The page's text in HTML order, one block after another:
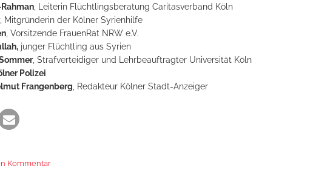
, Leiterin Flüchtlingsberatung Caritasverband Köln
, Mitgründerin der Kölner Syrienhilfe
, Vorsitzende FrauenRat NRW e.V.
junger Flüchtling aus Syrien
, Strafverteidiger und Lehrbeauftragter Universität Köln
Polizei
Frangenberg , Redakteur Kölner Stadt-Anzeiger
Kommentar